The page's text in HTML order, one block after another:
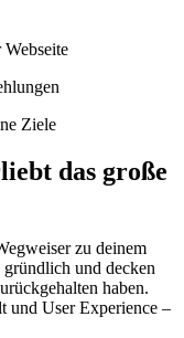
Ziele
das große
zu deinem
und decken
haben.
und User Experience –